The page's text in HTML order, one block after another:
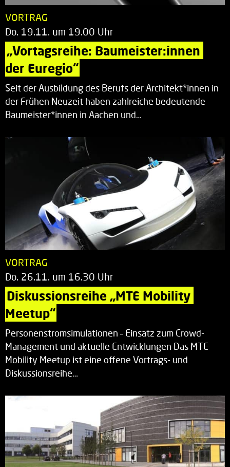
VORTRAG
Do. 19.11. um 19.00 Uhr
„Vortagsreihe: Baumeister:innen
der Euregio“
Seit der Ausbildung des Berufs der Architekt*innen in
der Frühen Neuzeit haben zahlreiche bedeutende
Baumeister*innen in Aachen und…
VORTRAG
Do. 26.11. um 16.30 Uhr
Diskussionsreihe „MTE Mobility
Meetup“
Personenstromsimulationen – Einsatz zum Crowd-
Management und aktuelle Entwicklungen Das MTE
Mobility Meetup ist eine offene Vortrags- und
Diskussionsreihe…